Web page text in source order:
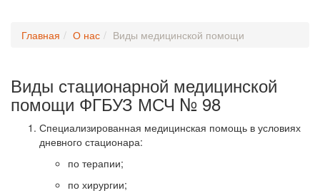
Главная О нас Виды медицинской помощи
Виды стационарной медицинской
помощи ФГБУЗ МСЧ № 98
Специализированная медицинская помощь в условиях
дневного стационара:
по терапии;
по хирургии;